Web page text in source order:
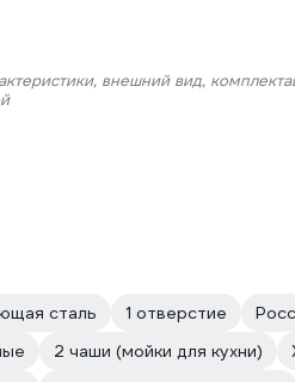
внешний вид,
сталь 1 отверстие
2 чаши (мойки для кухни)